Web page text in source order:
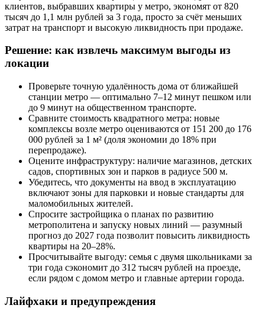
клиентов, выбравших квартиры у метро, экономят от 820
тысяч до 1,1 млн рублей за 3 года, просто за счёт меньших
затрат на транспорт и высокую ликвидность при продаже.
Решение: как извлечь максимум выгоды из
локации
Проверьте точную удалённость дома от ближайшей
станции метро — оптимально 7–12 минут пешком или
до 9 минут на общественном транспорте.
Сравните стоимость квадратного метра: новые
комплексы возле метро оцениваются от 151 200 до 176
000 рублей за 1 м² (доля экономии до 18% при
перепродаже).
Оцените инфраструктуру: наличие магазинов, детских
садов, спортивных зон и парков в радиусе 500 м.
Убедитесь, что документы на ввод в эксплуатацию
включают зоны для парковки и новые стандарты для
маломобильных жителей.
Спросите застройщика о планах по развитию
метрополитена и запуску новых линий — разумный
прогноз до 2027 года позволит повысить ликвидность
квартиры на 20–28%.
Просчитывайте выгоду: семья с двумя школьниками за
три года сэкономит до 312 тысяч рублей на проезде,
если рядом с домом метро и главные артерии города.
Лайфхаки и предупреждения